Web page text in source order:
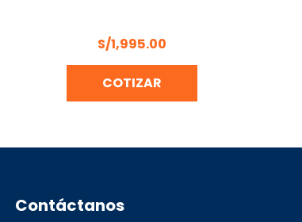
S/1,995.00
COTIZAR
Contáctanos